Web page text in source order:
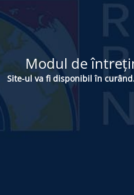
Modul de
Site-ul va fi disponibil în